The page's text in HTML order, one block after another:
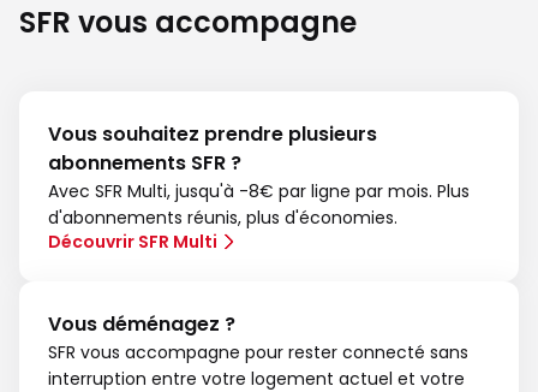
SFR vous accompagne
Vous souhaitez prendre plusieurs
abonnements SFR ?
Avec SFR Multi, jusqu'à -8€ par ligne par mois. Plus
d'abonnements réunis, plus d'économies.
Découvrir SFR Multi
Vous déménagez ?
SFR vous accompagne pour rester connecté sans
interruption entre votre logement actuel et votre